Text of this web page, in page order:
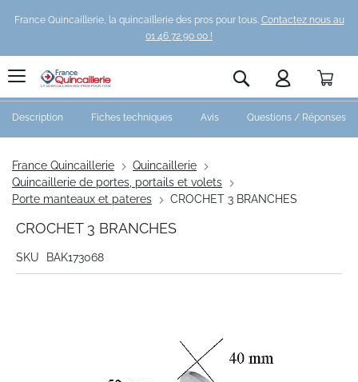
France Quincaillerie, la quincaillerie des pros pour tous. Contactez nous au
01 46 72 90 00 !
Rechercher
France Quincaillerie
Quincaillerie
Quincaillerie de portes, portails et volets
Porte manteaux et pateres
CROCHET 3 BRANCHES
CROCHET 3 BRANCHES
SKU
BAK173068
Description Fiches techniques Avis Questions / Réponses